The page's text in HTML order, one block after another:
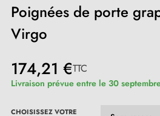
Poignées de porte
Virgo
174,21 €TTC
Livraison prévue entre le 30
CHOISISSEZ VOTRE